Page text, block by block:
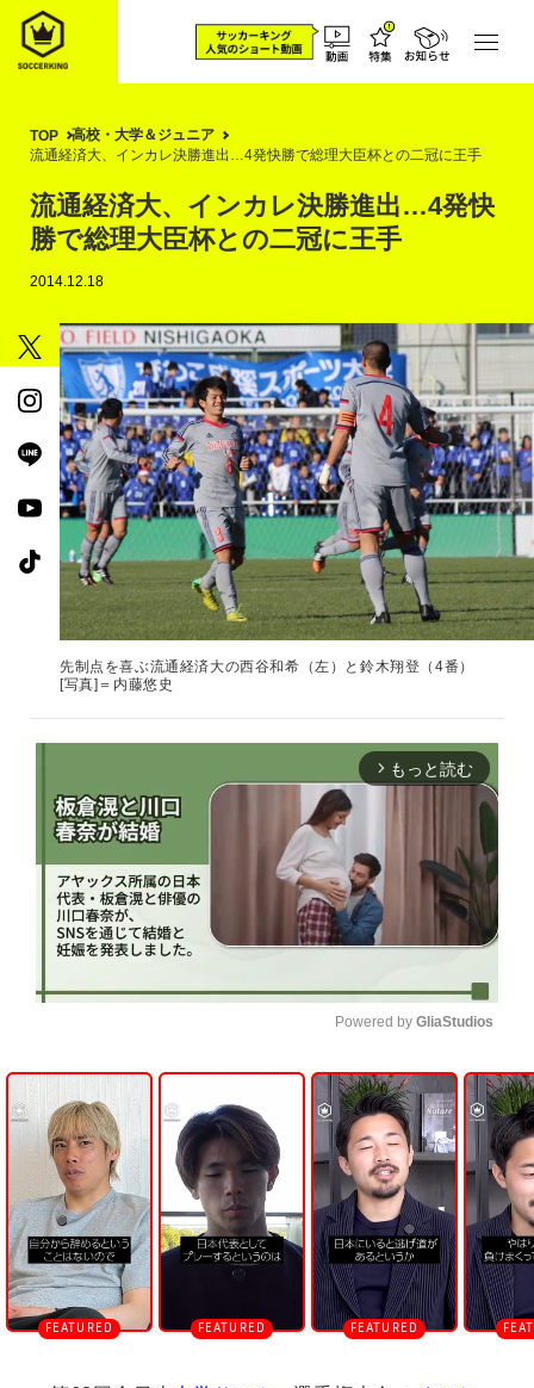
TOP
高校・大学＆ジュニア
流通経済大、インカレ決勝進出…4発快勝で総理大臣杯との二冠に王手
流通経済大、インカレ決勝進出…4発快
勝で総理大臣杯との二冠に王手
2014.12.18
先制点を喜ぶ流通経済大の西谷和希（左）と鈴木翔登（4番）
[写真]＝内藤悠史
arrow_forward_ios もっと読む
n
m
u
t
e
Powered by GliaStudios